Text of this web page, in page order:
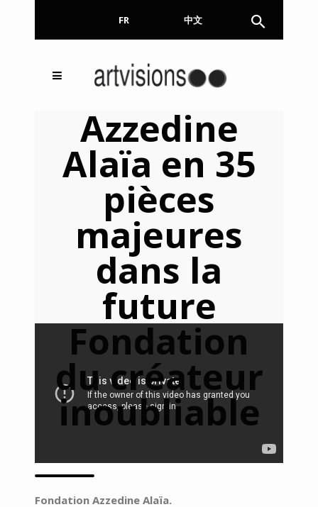
FR 中文
Azzedine
Alaïa en 35
pièces
majeures
dans la
future
Fondation
du créateur
inoubliable
Fondation Azzedine Alaïa.
Inscrivez-vous à notre
Newsletter !
En continuant, vous acceptez de nous communiquer
votre adresse email pour l’envoi de la Newsletter. En
aucun cas elle ne sera transmise à un tiers.